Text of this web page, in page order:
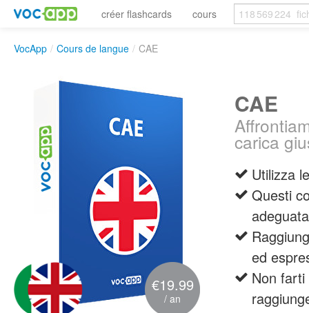
créer flashcards cours
VocApp / Cours de langue / CAE
€19.99
/ an
CAE
carica
Utilizza
Questi
ed
Non farti